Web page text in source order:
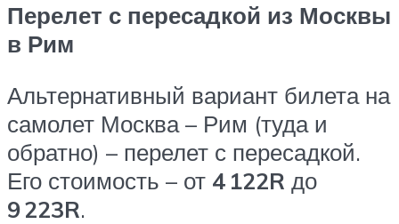
Перелет с пересадкой из Москвы
в Рим
Альтернативный вариант билета на
самолет Москва – Рим (туда и
обратно) – перелет с пересадкой.
Его стоимость – от 4 122R до
9 223R.